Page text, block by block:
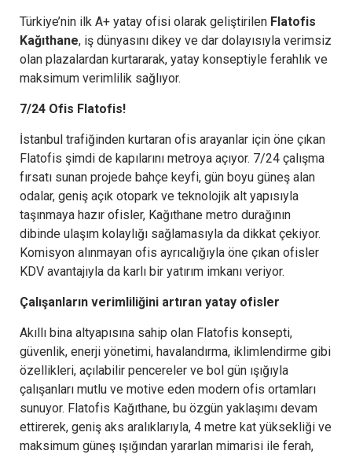
Türkiye’nin ilk A+ yatay ofisi olarak geliştirilen Flatofis
Kağıthane, iş dünyasını dikey ve dar dolayısıyla verimsiz
olan plazalardan kurtararak, yatay konseptiyle ferahlık ve
maksimum verimlilik sağlıyor.
7/24 Ofis Flatofis!
İstanbul trafiğinden kurtaran ofis arayanlar için öne çıkan
Flatofis şimdi de kapılarını metroya açıyor. 7/24 çalışma
fırsatı sunan projede bahçe keyfi, gün boyu güneş alan
odalar, geniş açık otopark ve teknolojik alt yapısıyla
taşınmaya hazır ofisler, Kağıthane metro durağının
dibinde ulaşım kolaylığı sağlamasıyla da dikkat çekiyor.
Komisyon alınmayan ofis ayrıcalığıyla öne çıkan ofisler
KDV avantajıyla da karlı bir yatırım imkanı veriyor.
Çalışanların verimliliğini artıran yatay ofisler
Akıllı bina altyapısına sahip olan Flatofis konsepti,
güvenlik, enerji yönetimi, havalandırma, iklimlendirme gibi
özellikleri, açılabilir pencereler ve bol gün ışığıyla
çalışanları mutlu ve motive eden modern ofis ortamları
sunuyor. Flatofis Kağıthane, bu özgün yaklaşımı devam
ettirerek, geniş aks aralıklarıyla, 4 metre kat yüksekliği ve
maksimum güneş ışığından yararlan mimarisi ile ferah,